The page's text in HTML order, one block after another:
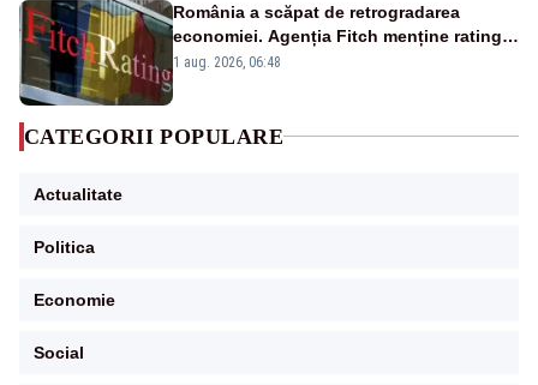
România a scăpat de retrogradarea
economiei. Agenția Fitch menține ratingul
„BBB-” cu perspectivă negativă
1 aug. 2026, 06:48
CATEGORII POPULARE
Actualitate
Politica
Economie
Social